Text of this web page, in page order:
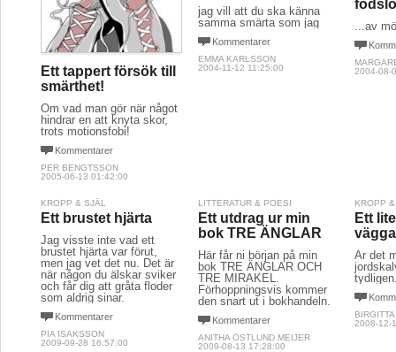
Ett tappert försök till
smärthet!
Om vad man gör när något
hindrar en att knyta skor,
trots motionsfobi!
Kommentarer
PER BENGTSSON
2005-06-13 01:42:00
jag vill att du ska känna
samma smärta som jag
Kommentarer
EMMA KARLSSON
2004-11-12 11:25:00
...av
2004-08-
KROPP & SJÄL
Ett brustet hjärta
Jag visste inte vad ett
brustet hjärta var förut,
men jag vet det nu. Det är
när någon du älskar sviker
och får dig att gråta floder
som aldrig sinar.
Kommentarer
PIA ISAKSSON
2009-09-28 16:57:00
LITTERATUR & POESI
Ett utdrag ur min
bok TRE ÄNGLAR
Här får ni början på min
bok TRE ÄNGLAR OCH
TRE MIRAKEL.
Förhoppningsvis kommer
den snart ut i bokhandeln.
Kommentarer
ANITHA ÖSTLUND MEIJER
2009-08-13 17:28:00
KROPP
Ett
Är det
2008-12-